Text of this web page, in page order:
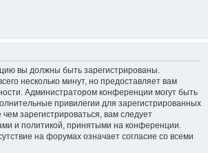
вы должны быть зарегистрированы.
несколько минут, но предоставляет вам
Администратором конференции могут быть
привилегии для зарегистрированных
зарегистрироваться, вам следует
и политикой, принятыми на конференции.
на форумах означает согласие со всеми